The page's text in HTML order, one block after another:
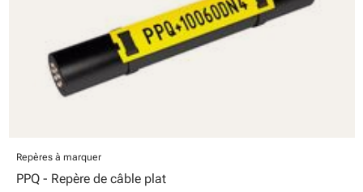
Repères à marquer
PPQ - Repère de câble plat